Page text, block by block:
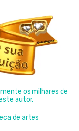
os milhares de
autor.
de artes